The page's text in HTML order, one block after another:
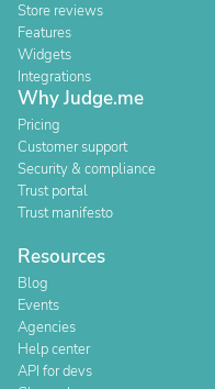
Store reviews
Features
Widgets
Integrations
Why Judge.me
Pricing
Customer support
Security & compliance
Trust portal
Trust manifesto
Resources
Blog
Events
Agencies
Help center
API for devs